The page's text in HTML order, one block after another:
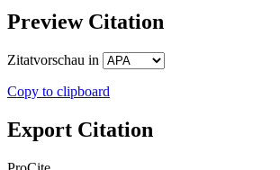
Preview Citation
Zitatvorschau in
Copy to clipboard
Export Citation